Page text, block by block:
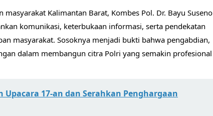
Kalimantan Barat, Kombes Pol. Dr. Bayu Suseno
komunikasi, keterbukaan informasi, serta pendekatan
masyarakat. Sosoknya menjadi bukti bahwa pengabdian,
dalam membangun citra Polri yang semakin profesional
Upacara 17-an dan Serahkan Penghargaan